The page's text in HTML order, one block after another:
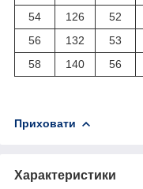
54
126 52
56
132 53
58
140 56
Приховати
Характеристики